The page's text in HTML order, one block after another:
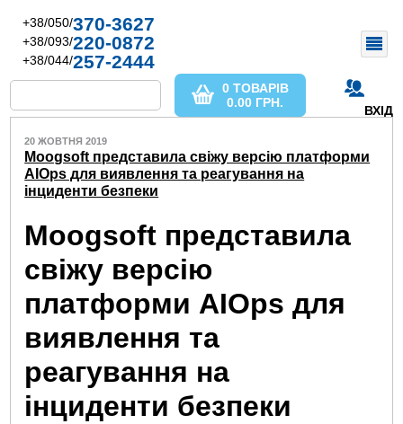
+38/050/370-3627
+38/093/220-0872
+38/044/257-2444
ВХІД
0 ТОВАРІВ
0.00 ГРН.
20 ЖОВТНЯ 2019
Moogsoft представила свіжу версію платформи
AIOps для виявлення та реагування на
інциденти безпеки
Moogsoft представила
свіжу версію
платформи AIOps для
виявлення та
реагування на
інциденти безпеки